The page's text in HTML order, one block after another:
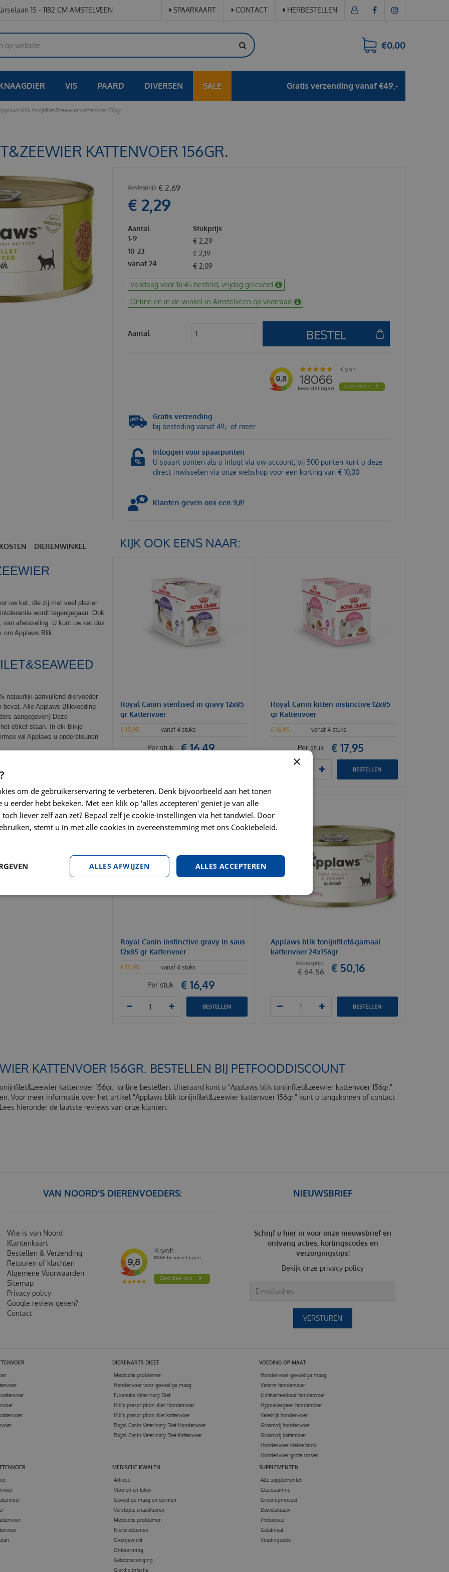
blik tonijnfilet&zeewier kattenvoer 156gr.
15 - 1182 CM AMSTELVEEN SPAARKAART CONTACT HERBESTELLEN
€0,00
VIS PAARD DIVERSEN SALE Gratis verzending vanaf €49,-
KATTENVOER 156GR.
€ 2,69
€ 2,29
Aantal
Stukprijs
1-9
€ 2,29
10-23
€ 2,19
vanaf 24
€ 2,09
Vandaag voor 16:45 besteld, vrijdag geleverd
Online en in de winkel in Amstelveen op voorraad
Aantal
Gratis verzending
bij besteding vanaf 49,- of meer
Inloggen voor spaarpunten
U spaart punten als u inlogt via uw account, bij 500 punten kunt u deze
direct inwisselen via onze webshop voor een korting van € 10,00
Klanten geven ons een 9,8!
DIERENWINKEL
uw kat, die zij met veel plezier
wordt tegengegaan. Ook
afwisseling. U kunt uw kat dus
om Applaws Blik
natuurlijk aanvullend diervoeder
bevat. Alle Applaws Blikvoeding
aangegeven) Deze
etiket staan. In elk blikje
wil Applaws u ondersteunen
het ideale gewicht van uw kat te
winkel in Amstelveen. Geef deze
menselijke consumptie. Vers
tonijn en zeewier in
KIJK OOK EENS NAAR:
Royal Canin sterilised in gravy 12x85
gr Kattenvoer
vanaf 4 stuks
€ 15,95
€ 16,49
Per stuk
Royal Canin kitten instinctive 12x85
gr Kattenvoer
vanaf 4 stuks
€ 16,95
€ 17,95
Per stuk
BESTELLEN
Royal Canin instinctive gravy in saus
12x85 gr Kattenvoer
vanaf 4 stuks
€ 15 95
€ 16,49
Per stuk
BESTELLEN
Applaws blik tonijnfilet&garnaal
kattenvoer 24x156gr.
€ 64,56 € 50,16
BESTELLEN
KATTENVOER 156GR. BESTELLEN BIJ PETFOODDISCOUNT
kattenvoer 156gr." online bestellen. Uiteraard kunt u "Applaws blik tonijnfilet&zeewier kattenvoer 156gr."
Voor meer informatie over het artikel "Applaws blik tonijnfilet&zeewier kattenvoer 156gr." kunt u langskomen of contact
hieronder de laatste reviews van onze klanten:
NIEUWSBRIEF
Schrijf u hier in voor onze nieuwsbrief en
ontvang acties, kortingscodes en
verzorgingstips!
Bekijk onze privacy policy
VAN NOORD'S DIERENVOEDERS:
Wie is van Noord
Klantenkaart
Bestellen & Verzending
Retouren of klachten
Algemene Voorwaarden
Sitemap
Privacy policy
Google review geven?
Contact
DIERENARTS DIEET
Medische problemen
Hondenvoer voor gevoelige maag
Eukanuba Veterinary Diet
Hill's prescription diet Hondenvoer
Hill's prescription diet kattenvoer
Royal Canin Veterinary Diet Hondenvoer
Royal Canin Veterinary Diet Kattenvoer
VOEDING OP MAAT
Hondenvoer gevoelige maag
Vetarm hondenvoer
Lichtverteerbaar hondenvoer
Hypoallergeen hondenvoer
Vezelrijk hondenvoer
Graanvrij hondenvoer
Graanvrij kattenvoer
Hondenvoer kleine hond
Hondenvoer grote rassen
MEDISCHE KWALEN
Artrose
Vlooien en teken
Gevoelige maag en darmen
Verstopte anaalklieren
Medische problemen
Nierproblemen
Overgewicht
Ontworming
Gebitsverzorging
Giardia infectie
SUPPLEMENTEN
Alle supplementen
Glucosamine
Groenlipmossel
Duivelsklauw
Probiotica
Gelatinaat
Voedingsolie
×
om de gebruikerservaring te verbeteren. Denk bijvoorbeeld aan het tonen
eerder hebt bekeken. Met een klik op 'alles accepteren' geniet je van alle
liever zelf aan zet? Bepaal zelf je cookie-instellingen via het tandwiel. Door
stemt u in met alle cookies in overeenstemming met ons Cookiebeleid.
ALLES ACCEPTEREN
ALLES AFWIJZEN